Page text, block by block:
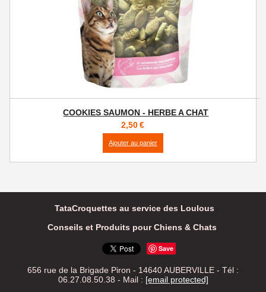
COOKIES SAUMON - HERBE A CHAT
2,50€
Ajouter au panier
TataCroquettes au service des Loulous
Conseils et Produits pour Chiens & Chats
Save
656 rue de la Brigade Piron - 14640 AUBERVILLE - Tél :
06.27.08.50.38 - Mail : [email protected]